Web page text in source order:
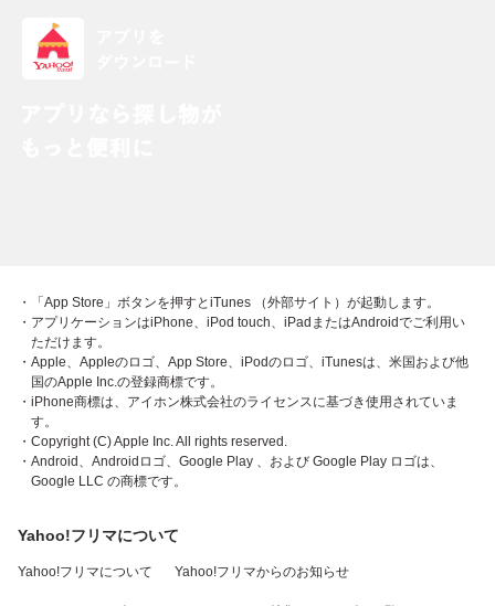
・「App Store」ボタンを押すとiTunes （外部サイト）が起動します。
・アプリケーションはiPhone、iPod touch、iPadまたはAndroidでご利用い
ただけます。
・Apple、Appleのロゴ、App Store、iPodのロゴ、iTunesは、米国および他
国のApple Inc.の登録商標です。
・iPhone商標は、アイホン株式会社のライセンスに基づき使用されていま
す。
・Copyright (C) Apple Inc. All rights reserved.
・Android、Androidロゴ、Google Play 、および Google Play ロゴは、
Google LLC の商標です。
Yahoo!フリマについて
Yahoo!フリマについて Yahoo!フリマからのお知らせ